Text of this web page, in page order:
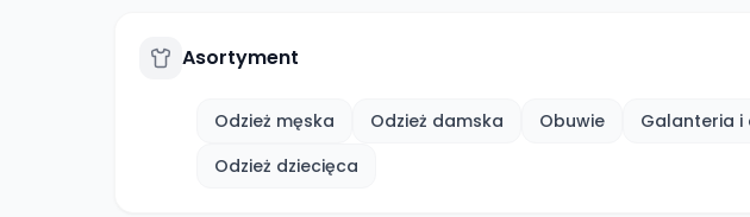
Asortyment
Odzież męska Odzież damska Obuwie
Galanteria
Odzież dziecięca